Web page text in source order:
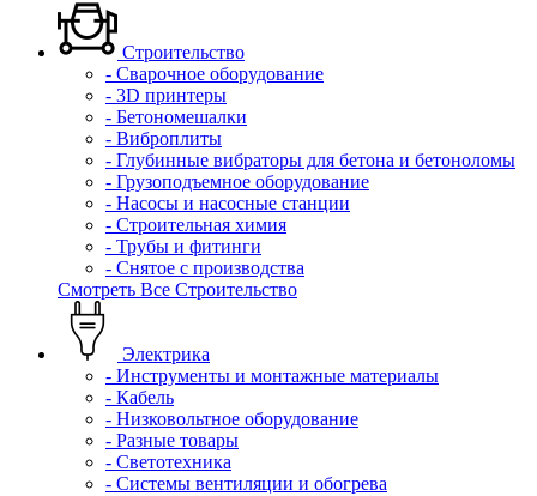
Строительство
- Сварочное оборудование
- 3D принтеры
- Бетономешалки
- Виброплиты
- Глубинные вибраторы для бетона и бетоноломы
- Грузоподъемное оборудование
- Насосы и насосные станции
- Строительная химия
- Трубы и фитинги
- Снятое с производства
Смотреть Все Строительство
Электрика
- Инструменты и монтажные материалы
- Кабель
- Низковольтное оборудование
- Разные товары
- Светотехника
- Системы вентиляции и обогрева